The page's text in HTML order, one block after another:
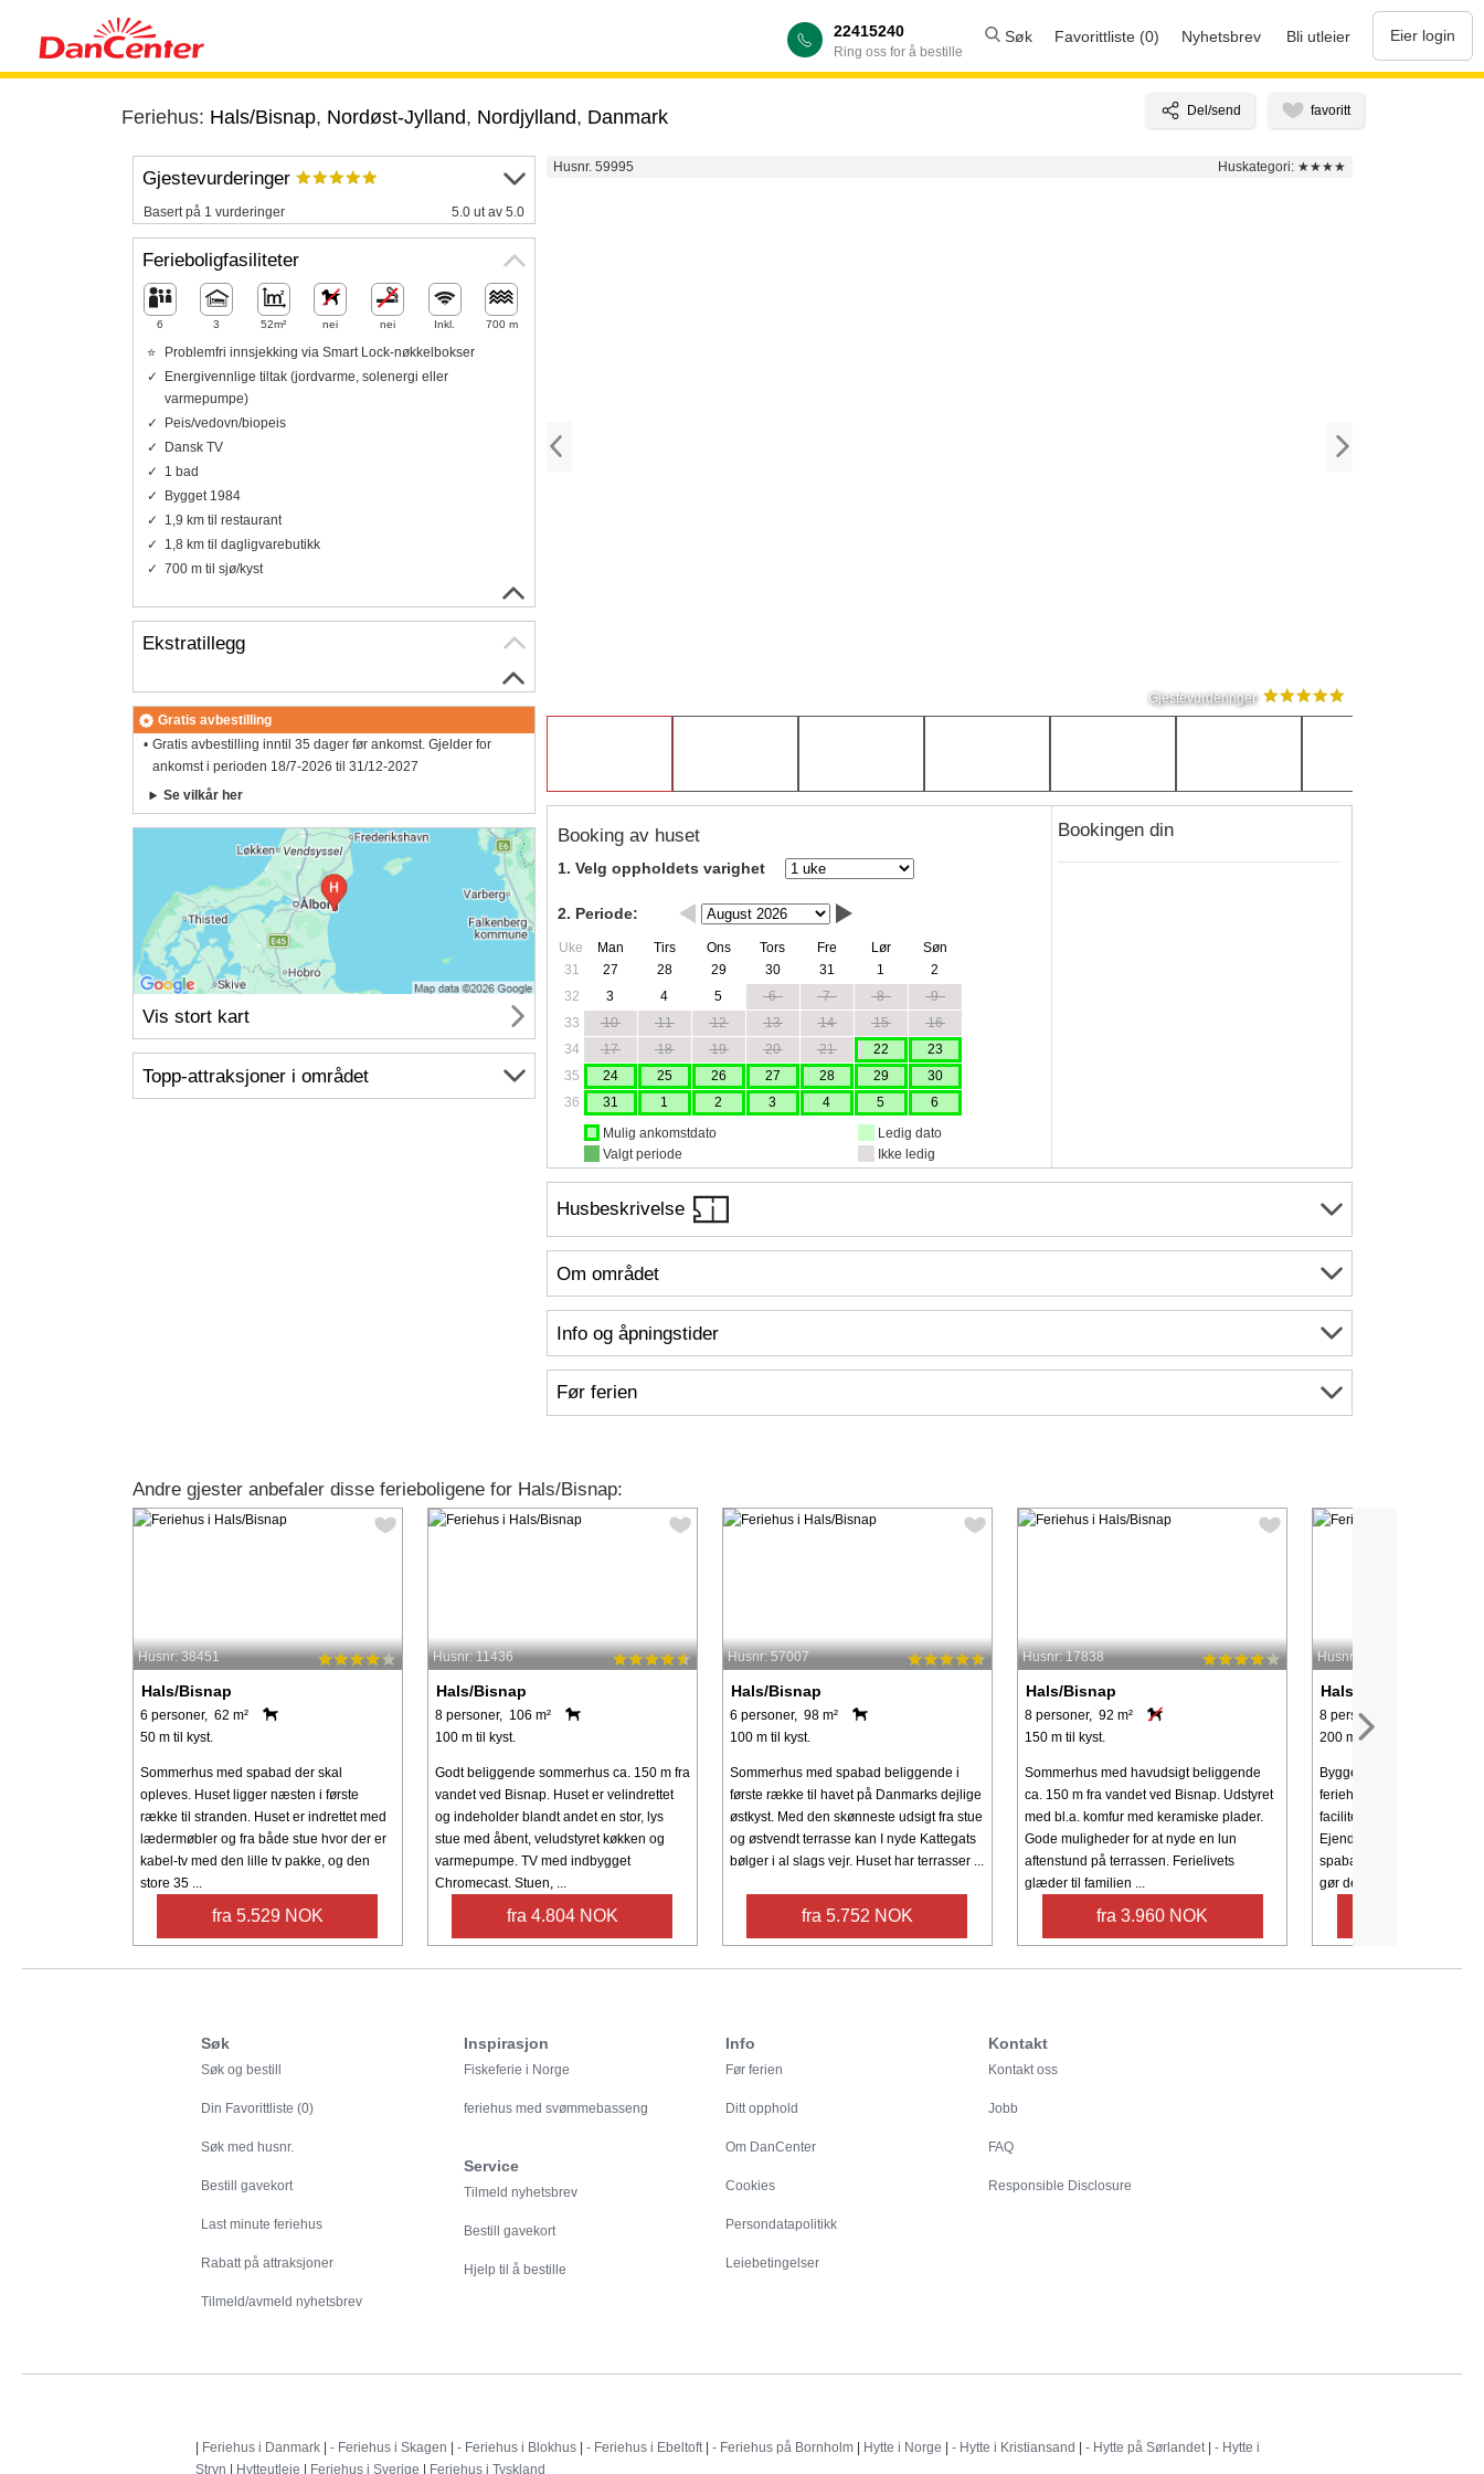
22415240
Ring oss for å bestille
Søk Favorittliste (0) Nyhetsbrev Bli utleier Eier login
Feriehus: Hals/Bisnap, Nordøst-Jylland, Nordjylland, Danmark
Husnr. 59995 Huskategori: ★★★★
Gjestevurderinger
Booking av huset
1. Velg oppholdets varighet
2. Periode:
Uke Man Tirs Ons Tors Fre Lør
Søn
31
27 28 29 30 31 1
2
32
3 4 5 6 7 8
9
33
10 11 12 13 14 15
16
34
17 18 19 20 21 22
23
35
24 25 26 27 28 29
30
36
31 1 2 3 4 5
6
Mulig ankomstdato
Valgt periode
Ledig dato
Ikke ledig
Bookingen din
Husbeskrivelse
Om området
Info og åpningstider
Før ferien
Gjestevurderinger
Basert på 1 vurderinger 5.0 ut av 5.0
Ferieboligfasiliteter
6 3 52m² nei nei Inkl. 700 m
Problemfri innsjekking via Smart Lock-nøkkelbokser
Energivennlige tiltak (jordvarme, solenergi eller
varmepumpe)
Peis/vedovn/biopeis
Dansk TV
1 bad
Bygget 1984
1,9 km til restaurant
1,8 km til dagligvarebutikk
700 m til sjø/kyst
Ekstratillegg
Gratis avbestilling
Gratis avbestilling inntil 35 dager før ankomst. Gjelder for
ankomst i perioden 18/7-2026 til 31/12-2027
Se vilkår her
Vis stort kart
Topp-attraksjoner i området
Andre gjester anbefaler disse ferieboligene for Hals/Bisnap:
Husnr: 38451
Hals/Bisnap
6 personer, 62 m²
50 m til kyst.
Sommerhus med spabad der skal
opleves. Huset ligger næsten i første
række til stranden. Huset er indrettet med
lædermøbler og fra både stue hvor der er
kabel-tv med den lille tv pakke, og den
store 35 ...
fra 5.529 NOK
Husnr: 11436
Hals/Bisnap
8 personer, 106 m²
100 m til kyst.
Godt beliggende sommerhus ca. 150 m fra
vandet ved Bisnap. Huset er velindrettet
og indeholder blandt andet en stor, lys
stue med åbent, veludstyret køkken og
varmepumpe. TV med indbygget
Chromecast. Stuen, ...
fra 4.804 NOK
Husnr: 57007
Hals/Bisnap
6 personer, 98 m²
100 m til kyst.
Sommerhus med spabad beliggende i
første række til havet på Danmarks dejlige
østkyst. Med den skønneste udsigt fra stue
og østvendt terrasse kan I nyde Kattegats
bølger i al slags vejr. Huset har terrasser ...
fra 5.752 NOK
Husnr: 17838
Hals/Bisnap
8 personer, 92 m²
150 m til kyst.
Sommerhus med havudsigt beliggende
ca. 150 m fra vandet ved Bisnap. Udstyret
med bl.a. komfur med keramiske plader.
Gode muligheder for at nyde en lun
aftenstund på terrassen. Ferielivets
glæder til familien ...
fra 3.960 NOK
Husnr: 44485
Hals/Bisnap
8 personer, 161 m²
200 m til kyst.
Bygget i 2022, kombinerer
feriehus komfort,
faciliteter til et
Ejendommen har både et
spabad og et udendørs
gør det ...
Søk
Søk og bestill
Din Favorittliste (0)
Søk med husnr.
Bestill gavekort
Last minute feriehus
Rabatt på attraksjoner
Tilmeld/avmeld nyhetsbrev
Inspirasjon
Fiskeferie i Norge
feriehus med svømmebasseng
Service
Tilmeld nyhetsbrev
Bestill gavekort
Hjelp til å bestille
Info
Før ferien
Ditt opphold
Om DanCenter
Cookies
Persondatapolitikk
Leiebetingelser
Kontakt
Kontakt oss
Jobb
FAQ
Responsible Disclosure
| Feriehus i Danmark | - Feriehus i Skagen | - Feriehus i Blokhus | - Feriehus i Ebeltoft | - Feriehus på Bornholm | Hytte i Norge | - Hytte i Kristiansand | - Hytte på Sørlandet | - Hytte i
Stryn | Hytteutleie | Feriehus i Sverige | Feriehus i Tyskland